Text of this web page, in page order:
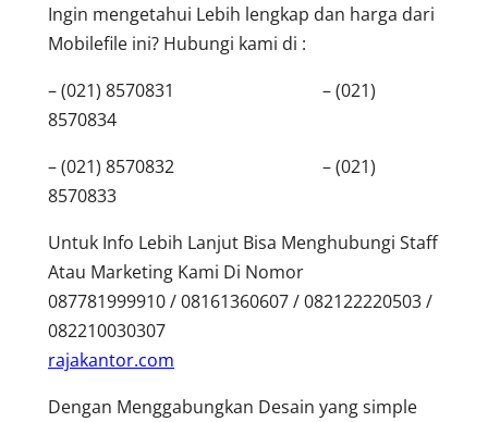
Ingin mengetahui Lebih lengkap dan harga dari
Mobilefile ini? Hubungi kami di :
– (021) 8570831 – (021)
8570834
– (021) 8570832 – (021)
8570833
Untuk Info Lebih Lanjut Bisa Menghubungi Staff
Atau Marketing Kami Di Nomor
087781999910 / 08161360607 / 082122220503 /
082210030307
rajakantor.com
Dengan Menggabungkan Desain yang simple